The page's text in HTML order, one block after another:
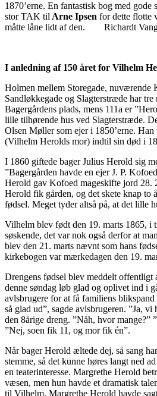
1870’erne. En fantastisk bog med
stor TAK til Arne Ipsen for dette flotte
måtte låne lidt af den. Richardt
I anledning af 150 året for Vilhelm
Holmen mellem Storegade, nuværende
Sandløkkegade og Slagterstræde har
Bagergårdens plads, mens 111a er
lille tilhørende hus ved Slagterstræde.
Olsen Møller som ejer i 1850’erne.
(Vilhelm Herolds mor) indtil sin død i
I 1860 giftede bager Julius Herold sig
”Bagergården havde en ejer J. P.
Herold gav Kofoed mageskifte jord 28.
Herold fik gården, og det skete knap to
fødsel. Meget tyder altså på, at det lille
Vilhelm blev født den 19. marts 1865, i
søskende, det var nok også derfor at
blev den 21. marts nævnt som hans
kirkebogen var mærkedagen den 19.
Drengens fødsel blev meddelt
denne søndag løb glad og oplivet ind i
avlsbrugere for at få familiens
så glad ud”, sagde avlsbrugeren. ”Ja, vi
den 8årige dreng. ”Nåh, hvor mange?”
”Nej, soen fik 11, og mor fik én”.
Når bager Herold æltede dej, så sang
stemme, så det kunne høres langt ned
en teaterinteresse. Margrethe Herold
væsen, men hun havde et dramatisk
til Vilhelm. Margrethe Herold havde